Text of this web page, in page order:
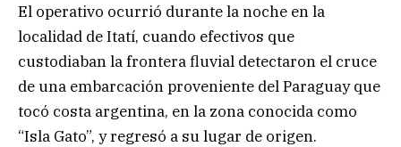
El operativo ocurrió durante la noche en la
localidad de Itatí, cuando efectivos que
custodiaban la frontera fluvial detectaron el cruce
de una embarcación proveniente del Paraguay que
tocó costa argentina, en la zona conocida como
“Isla Gato”, y regresó a su lugar de origen.